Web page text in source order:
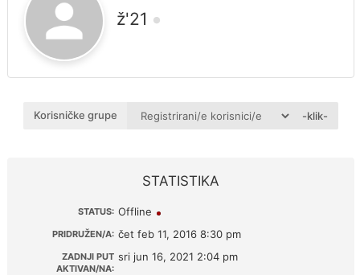
ž'21
Korisničke grupe -klik-
STATISTIKA
STATUS: Offline
PRIDRUŽEN/A: čet feb 11, 2016 8:30 pm
ZADNJI PUT
AKTIVAN/NA:
sri jun 16, 2021 2:04 pm